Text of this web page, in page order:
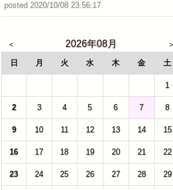
posted 2020/10/08 23:56:17
2026年08月
日 月 火 水 木 金 土
1
2 3 4 5 6 7 8
9 10 11 12 13 14 15
16 17 18 19 20 21 22
23 24 25 26 27 28 29